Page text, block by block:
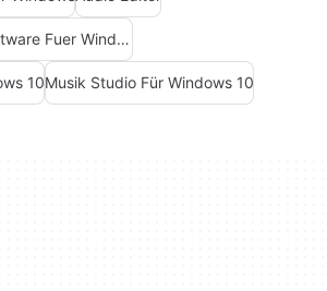
Audio Bearbeitungssoftware Fuer Windows 7
10Musik Studio Für Windows 10